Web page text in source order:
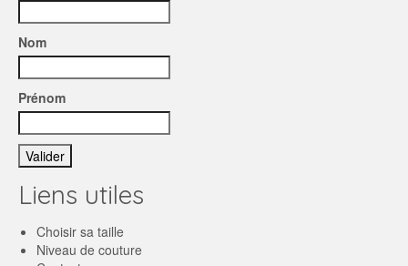
Nom
Prénom
Liens utiles
Choisir sa taille
Niveau de couture